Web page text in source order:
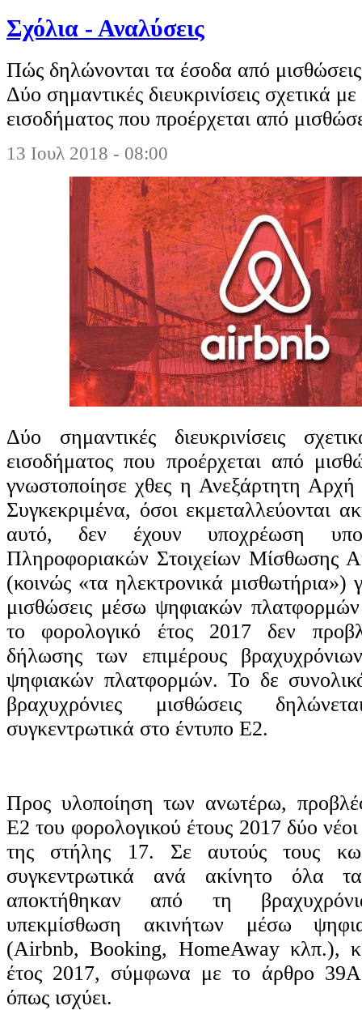
Σχόλια - Αναλύσεις
Πώς δηλώνονται τα έσοδα από
Δύο σημαντικές διευκρινίσεις σχετικά
εισοδήματος που προέρχεται από
13 Ιουλ 2018 - 08:00
Δύο σημαντικές διευκρινίσεις
εισοδήματος που προέρχεται από
γνωστοποίησε χθες η Ανεξάρτητη
Συγκεκριμένα, όσοι εκμεταλλεύονται
αυτό, δεν έχουν υποχρέωση
Πληροφοριακών Στοιχείων Μίσθωσης
(κοινώς «τα ηλεκτρονικά μισθωτήρια»)
μισθώσεις μέσω ψηφιακών πλατφορμών
το φορολογικό έτος 2017 δεν
δήλωσης των επιμέρους
ψηφιακών πλατφορμών. Το δε
βραχυχρόνιες μισθώσεις
συγκεντρωτικά στο έντυπο Ε2.
Προς υλοποίηση των ανωτέρω,
Ε2 του φορολογικού έτους 2017 δύο
της στήλης 17. Σε αυτούς τους
συγκεντρωτικά ανά ακίνητο όλα
αποκτήθηκαν από τη
υπεκμίσθωση ακινήτων μέσω
(Airbnb, Βooking, HomeAway κλπ.),
έτος 2017, σύμφωνα με το άρθρο
όπως ισχύει.